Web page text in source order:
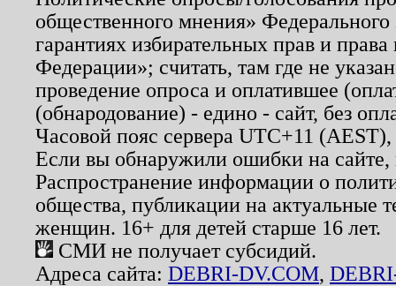
общественного мнения»
гарантиях избирательных прав и
Федерации»; считать, там где не
проведение опроса и оплатившее
(обнародование) - едино - сайт, без
Часовой пояс сервера UTC+11
Если вы обнаружили ошибки на
Распространение информации о
общества, публикации на актуальные
женщин. 16+ для детей старше 16 лет.
СМИ не получает субсидий.
Адреса сайта: DEBRI-DV.COM,